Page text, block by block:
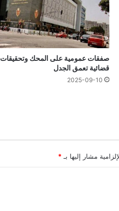
صفقات عمومية على المحك وتحقيقات
قضائية تعمق الجدل
2025-09-10
مشار إليها بـ *